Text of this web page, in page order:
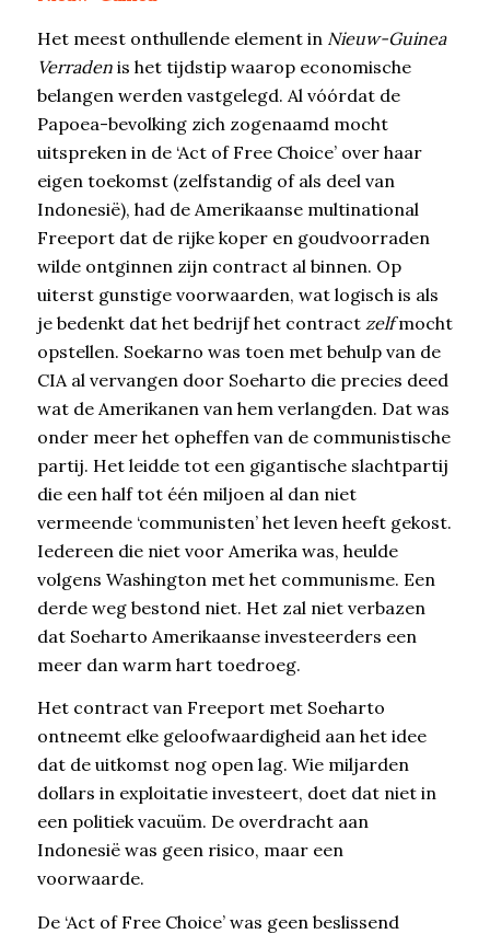
Het meest onthullende element in Nieuw-Guinea
Verradenis het tijdstip waarop economische
belangen werden vastgelegd. Al vóórdat de
Papoea-bevolking zich zogenaamd mocht
uitspreken in de ‘Act of Free Choice’ over haar
eigen toekomst (zelfstandig of als deel van
Indonesië), had de Amerikaanse multinational
Freeport dat de rijke koper en goudvoorraden
wilde ontginnen zijn contract al binnen. Op
uiterst gunstige voorwaarden, wat logisch is als
je bedenkt dat het bedrijf het contract zelfmocht
opstellen. Soekarno was toen met behulp van de
CIA al vervangen door Soeharto die precies deed
wat de Amerikanen van hem verlangden. Dat was
onder meer het opheffen van de communistische
partij. Het leidde tot een gigantische slachtpartij
die een half tot één miljoen al dan niet
vermeende ‘communisten’ het leven heeft gekost.
Iedereen die niet voor Amerika was, heulde
volgens Washington met het communisme. Een
derde weg bestond niet. Het zal niet verbazen
dat Soeharto Amerikaanse investeerders een
meer dan warm hart toedroeg.
Het contract van Freeport met Soeharto
ontneemt elke geloofwaardigheid aan het idee
dat de uitkomst nog open lag. Wie miljarden
dollars in exploitatie investeert, doet dat niet in
een politiek vacuüm. De overdracht aan
Indonesië was geen risico, maar een
voorwaarde.
De ‘Act of Free Choice’ was geen beslissend